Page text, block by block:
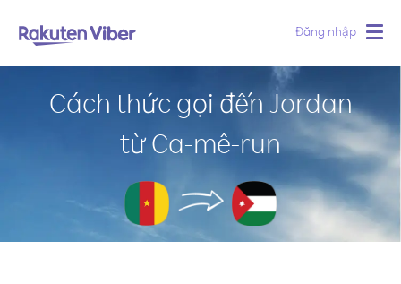
Đăng nhập
Cách thức gọi đến Jordan
từ Ca-mê-run